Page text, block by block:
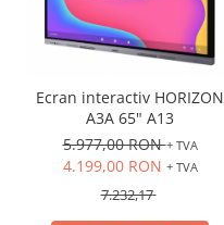
Ecran interactiv HORIZON
A3A 65" A13
5.977,00 RON+ TVA
4.199,00 RON + TVA
7.232,17